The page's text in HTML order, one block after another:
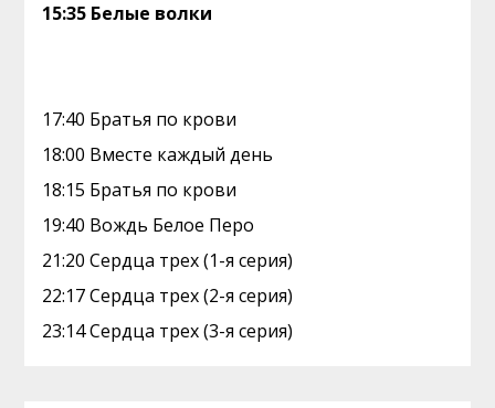
15:35 Белые волки
17:40 Братья по крови
18:00 Вместе каждый день
18:15 Братья по крови
19:40 Вождь Белое Перо
21:20 Сердца трех (1-я серия)
22:17 Сердца трех (2-я серия)
23:14 Сердца трех (3-я серия)